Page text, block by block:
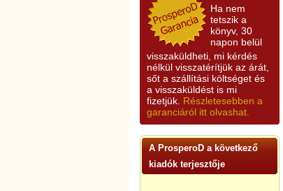
Ha nem
tetszik a
könyv, 30
napon belül
visszaküldheti, mi kérdés
nélkül visszatérítjük az árát,
sőt a szállítási költséget és
a visszaküldést is mi
fizetjük. Részletesebben a
garanciáról itt olvashat.
A ProsperoD a következő
kiadók terjesztője